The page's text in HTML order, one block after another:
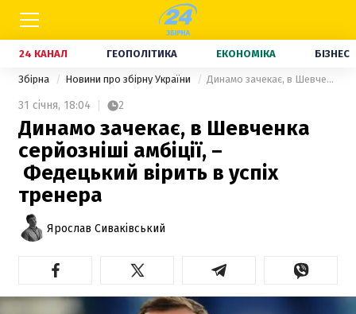
24 КАНАЛ ГЕОПОЛІТИКА ЕКОНОМІКА БІЗНЕС
Збірна Новини про збірну України Динамо зачекає, в Шевченка серйозніші амбіції, – Федецький вірить в успіх тренера
31 січня, 18:04 2
Динамо зачекає, в Шевченка
серйозніші амбіції, –
Федецький вірить в успіх
тренера
Ярослав Сиваківський